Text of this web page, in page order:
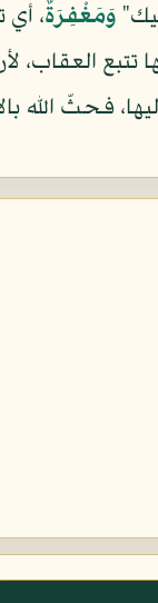
وَمَغْفِرَةٌ، أي
تتبع
فحثّ الله